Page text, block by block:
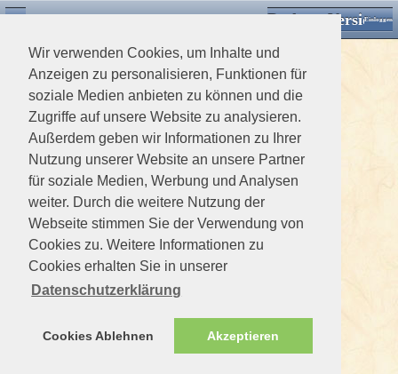
Wir verwenden Cookies, um Inhalte und
Anzeigen zu personalisieren, Funktionen für
soziale Medien anbieten zu können und die
Zugriffe auf unsere Website zu analysieren.
Außerdem geben wir Informationen zu Ihrer
Nutzung unserer Website an unsere Partner
für soziale Medien, Werbung und Analysen
weiter. Durch die weitere Nutzung der
Webseite stimmen Sie der Verwendung von
Cookies zu. Weitere Informationen zu
Cookies erhalten Sie in unserer
Datenschutzerklärung
Cookies Ablehnen Akzeptieren
Desktop VersionEinloggen